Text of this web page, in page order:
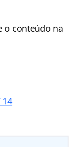
o conteúdo na
14